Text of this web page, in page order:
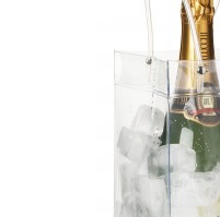
Obblighi
pubbliche: gli aiuti
minimis ricevuti
contenuti nel
Stato di cui all'art.
rinvia e
REGISTRATI